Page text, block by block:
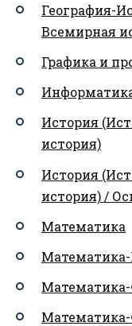
География-
Всемирная
Графика и
История
история)
История
история) /
Математика